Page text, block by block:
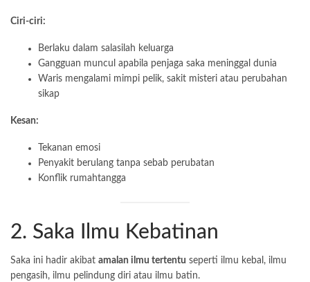
Ciri-ciri:
Berlaku dalam salasilah keluarga
Gangguan muncul apabila penjaga saka meninggal dunia
Waris mengalami mimpi pelik, sakit misteri atau perubahan
sikap
Kesan:
Tekanan emosi
Penyakit berulang tanpa sebab perubatan
Konflik rumahtangga
2. Saka Ilmu Kebatinan
Saka ini hadir akibat amalan ilmu tertentu seperti ilmu kebal, ilmu
pengasih, ilmu pelindung diri atau ilmu batin.